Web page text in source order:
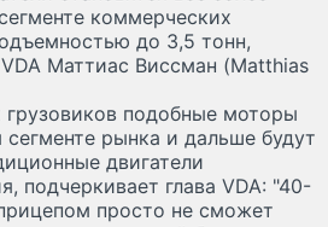
коммерческих
до 3,5 тонн,
Маттиас Виссман (Matthias
подобные моторы
рынка и дальше будут
двигатели
подчеркивает глава VDA: "40-
просто не сможет